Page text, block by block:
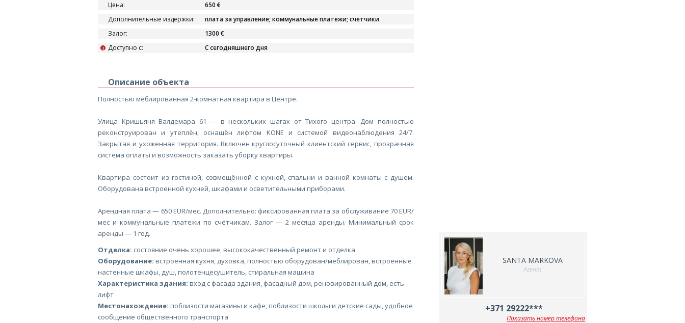
Цена:
650 €
Дополнительные издержки:
плата за управление; коммунальные платежи; cчетчики
Залог:
1300 €
Доступно с:
i С сегодняшнего дня
Описание объекта
Полностью меблированная 2-комнатная квартира в Центре.
Улица Кришьяня Валдемара 61 — в нескольких шагах от Тихого центра. Дом полностью
реконструирован и утеплён, оснащён лифтом KONE и системой видеонаблюдения 24/7.
Закрытая и ухоженная территория. Включен круглосуточный клиентский сервис, прозрачная
система оплаты и возможность заказать уборку квартиры.
Квартира состоит из гостиной, совмещённой с кухней, спальни и ванной комнаты с душем.
Оборудована встроенной кухней, шкафами и осветительными приборами.
Арендная плата — 650 EUR/мес. Дополнительно: фиксированная плата за обслуживание 70 EUR/
мес и коммунальные платежи по счётчикам. Залог — 2 месяца аренды. Минимальный срок
аренды — 1 год.
Отделка: состояние очень хорошее, высококачественный ремонт и отделка
Оборудование: встроенная кухня, духовка, полностью оборудован/меблирован, встроенные
настенные шкафы, душ, полотенцесушитель, стиральная машина
Характеристика здания: вход с фасада здания, фасадный дом, реновированный дом, есть
лифт
Местонахождение: поблизости магазины и кафе, поблизости школы и детские сады, удобное
сообщение общественного транспорта
SANTA MARKOVA
Агент
+371 29222***
Показать номер телефона